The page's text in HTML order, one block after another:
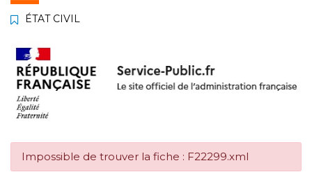
ÉTAT CIVIL
Impossible de trouver la fiche : F22299.xml